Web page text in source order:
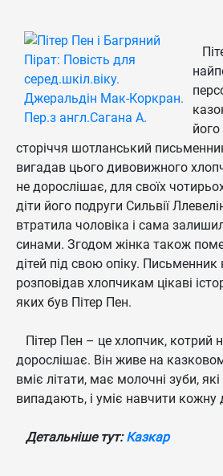
сторіччя шотланський
вигадав цього дивовижного
не дорослішає, для своїх
діти його подруги Сильвії
втратила чоловіка і сама
синами. Згодом жінка також
дітей під свою опіку.
розповідав хлопчикам цікаві
яких був Пітер Пен.
Пітер Пен – це хлопчик, котрий
дорослішає. Він живе на
вміє літати, має молочні зуби,
випадають, і уміє навчити кожну
Детальніше тут:Казкар